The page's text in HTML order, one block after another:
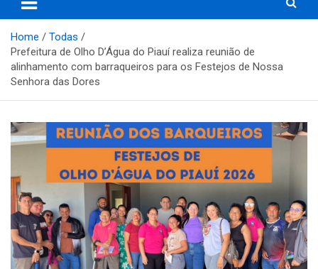
Home
Todas
Prefeitura de Olho D’Água do Piauí realiza reunião de
alinhamento com barraqueiros para os Festejos de Nossa
Senhora das Dores